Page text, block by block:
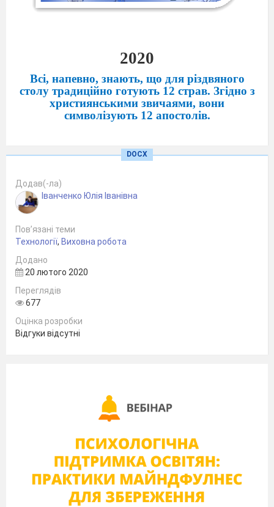
2020
Всі, напевно, знають, що для різдвяного
столу традиційно готують 12 страв. Згідно з
християнськими звичаями, вони
символізують 12 апостолів.
Звичайно, святкове меню дещо змінилось за
останні кілька десятиріч, особливо в містах.
Та зазвичай головної умови намагаються
дотримуватись – усе повинне бути пісним.
Пропонуємо вам страви
вечері
КУТЯ
варена
DOCX
Додав(-ла)
Іванченко Юлія Іванівна
Пов’язані теми
Технології, Виховна робота
Додано
20 лютого 2020
Переглядів
677
Оцінка розробки
Відгуки відсутні